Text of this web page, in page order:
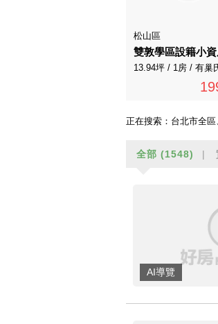
松山區
13.94坪 / 1房 / 有巢
正在搜索： 台北市全
全部 (1548)